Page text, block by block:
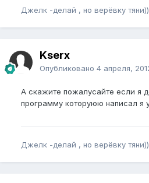
Джелк -делай , но верёвку тяни))
Kserx
Опубликовано 4 апреля,
А скажите пожалусайте если я
программу которуюю написал я
Джелк -делай , но верёвку тяни))